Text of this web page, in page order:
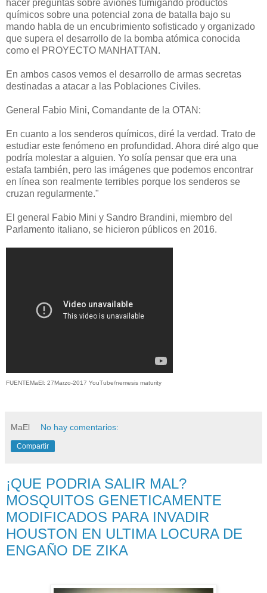
hacer preguntas sobre aviones fumigando productos
químicos sobre una potencial zona de batalla bajo su
mando habla de un encubrimiento sofisticado y organizado
que supera el desarrollo de la bomba atómica conocida
como el PROYECTO MANHATTAN.
En ambos casos vemos el desarrollo de armas secretas
destinadas a atacar a las Poblaciones Civiles.
General Fabio Mini, Comandante de la OTAN:
En cuanto a los senderos químicos, diré la verdad. Trato de
estudiar este fenómeno en profundidad. Ahora diré algo que
podría molestar a alguien. Yo solía pensar que era una
estafa también, pero las imágenes que podemos encontrar
en línea son realmente terribles porque los senderos se
cruzan regularmente."
El general Fabio Mini y Sandro Brandini, miembro del
Parlamento italiano, se hicieron públicos en 2016.
FUENTEMaEl: 27Marzo-2017 YouTube/nemesis maturity
MaEl No hay comentarios:
Compartir
¡QUE PODRIA SALIR MAL?
MOSQUITOS GENETICAMENTE
MODIFICADOS PARA INVADIR
HOUSTON EN ULTIMA LOCURA DE
ENGAÑO DE ZIKA